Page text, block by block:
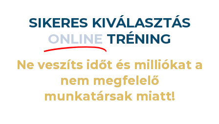
SIKERES KIVÁLASZTÁS
ONLINE TRÉNING
Ne veszíts időt és milliókat a
nem megfelelő
munkatársak miatt!